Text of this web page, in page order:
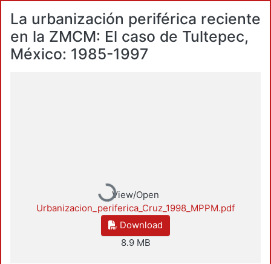
La urbanización periférica reciente
en la ZMCM: El caso de Tultepec,
México: 1985-1997
Loading...View/Open
Urbanizacion_periferica_Cruz_1998_MPPM.pdf
Download
8.9 MB